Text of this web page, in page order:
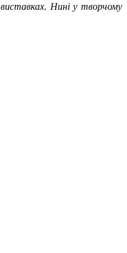
Нині у творчому